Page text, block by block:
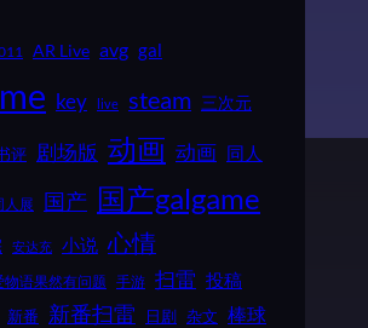
AR Live avg gal
key live steam 三次元
评 剧场版 动画 动画 同人
人展 国产 国产galgame
安达充 小说 心情
语果然有问题 手游 扫雷 投稿
新番 新番扫雷 日剧 杂文 棒球